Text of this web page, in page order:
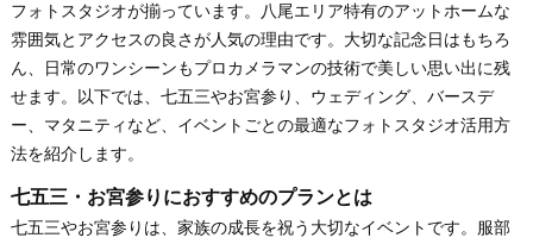
フォトスタジオが揃っています。八尾エリア特有のアットホームな
雰囲気とアクセスの良さが人気の理由です。大切な記念日はもちろ
ん、日常のワンシーンもプロカメラマンの技術で美しい思い出に残
せます。以下では、七五三やお宮参り、ウェディング、バースデ
ー、マタニティなど、イベントごとの最適なフォトスタジオ活用方
法を紹介します。
七五三・お宮参りにおすすめのプランとは
七五三やお宮参りは、家族の成長を祝う大切なイベントです。服部